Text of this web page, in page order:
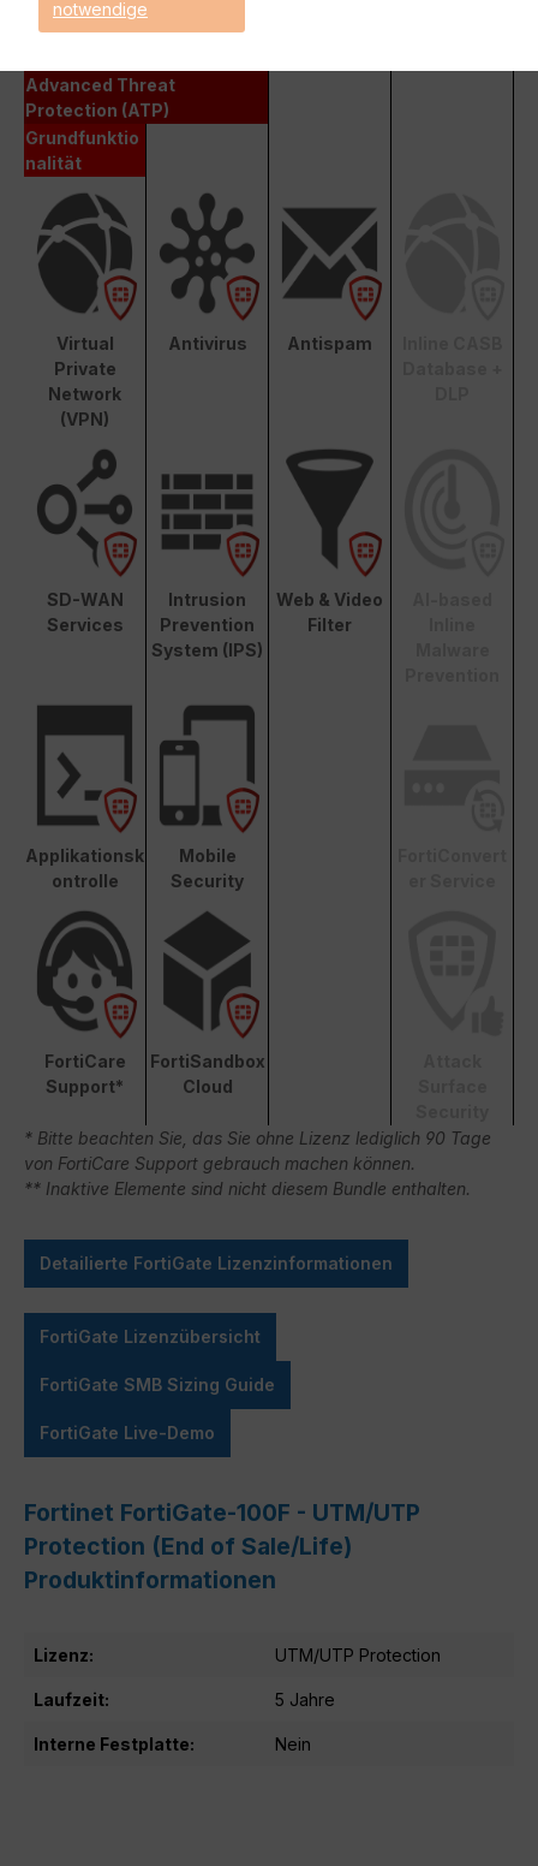
Enterprise Protection
Advanced Threat
Protection (ATP)
Grundfunktio
nalität
Virtual
Private
Network
(VPN)
Antivirus Antispam
SD-WAN
Services
Intrusion
Prevention
System (IPS)
Web & Video
Filter
Applikationsk
ontrolle
Mobile
Security
FortiCare
Support*
FortiSandbox
Cloud
* Bitte beachten Sie, das Sie ohne Lizenz lediglich 90 Tage
von FortiCare Support gebrauch machen können.
** Inaktive Elemente sind nicht diesem Bundle enthalten.
Detailierte FortiGate Lizenzinformationen
FortiGate Lizenzübersicht
FortiGate SMB Sizing Guide
FortiGate Live-Demo
Fortinet FortiGate-100F - UTM/UTP
Protection (End of Sale/Life)
Produktinformationen
Lizenz: UTM/UTP Protection
Laufzeit: 5 Jahre
Interne Festplatte: Nein
notwendige